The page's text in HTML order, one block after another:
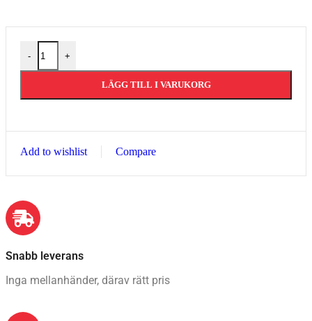
- +
LÄGG TILL I VARUKORG
Add to wishlist Compare
Snabb leverans​
Inga mellanhänder, därav rätt pris